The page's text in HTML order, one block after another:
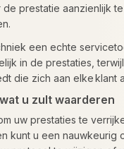
prestatie aanzienlijk
een echte
in de prestaties,
die zich aan elke klant
u zult waarderen
uw prestaties te
kunt u een nauwkeurig